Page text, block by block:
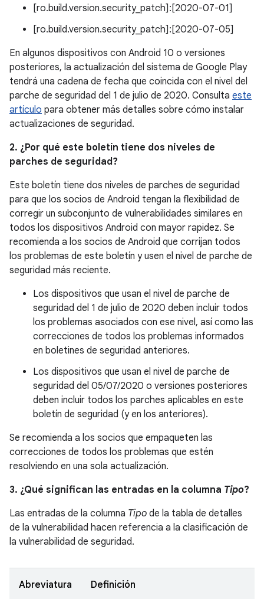
[ro.build.version.security_patch]:[2020-07-01]
[ro.build.version.security_patch]:[2020-07-05]
En algunos dispositivos con Android 10 o versiones
posteriores, la actualización del sistema de Google Play
tendrá una cadena de fecha que coincida con el nivel del
parche de seguridad del 1 de julio de 2020. Consulta este
artículo para obtener más detalles sobre cómo instalar
actualizaciones de seguridad.
2. ¿Por qué este boletín tiene dos niveles de
parches de seguridad?
Este boletín tiene dos niveles de parches de seguridad
para que los socios de Android tengan la flexibilidad de
corregir un subconjunto de vulnerabilidades similares en
todos los dispositivos Android con mayor rapidez. Se
recomienda a los socios de Android que corrijan todos
los problemas de este boletín y usen el nivel de parche de
seguridad más reciente.
Los dispositivos que usan el nivel de parche de
seguridad del 1 de julio de 2020 deben incluir todos
los problemas asociados con ese nivel, así como las
correcciones de todos los problemas informados
en boletines de seguridad anteriores.
Los dispositivos que usan el nivel de parche de
seguridad del 05/07/2020 o versiones posteriores
deben incluir todos los parches aplicables en este
boletín de seguridad (y en los anteriores).
Se recomienda a los socios que empaqueten las
correcciones de todos los problemas que estén
resolviendo en una sola actualización.
3. ¿Qué significan las entradas en la columna Tipo?
Las entradas de la columna Tipo de la tabla de detalles
de la vulnerabilidad hacen referencia a la clasificación de
la vulnerabilidad de seguridad.
Abreviatura Definición